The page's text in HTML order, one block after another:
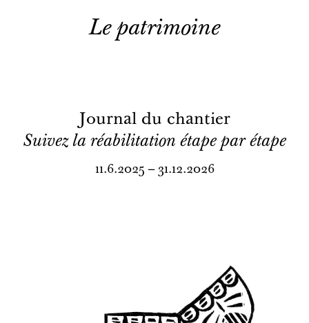
Le patrimoine
Journal du chantier
Suivez la réabilitation étape par étape
11.6.2025 – 31.12.2026